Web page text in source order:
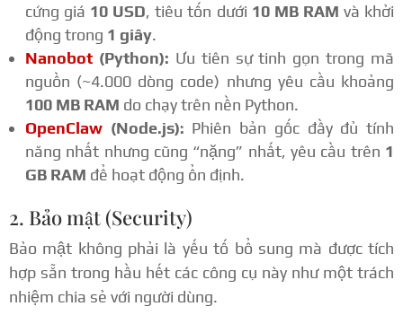
cứng giá 10 USD, tiêu tốn dưới 10 MB RAM và khởi
động trong 1 giây.
Nanobot (Python): Ưu tiên sự tinh gọn trong mã
nguồn (~4.000 dòng code) nhưng yêu cầu khoảng
100 MB RAM do chạy trên nền Python.
OpenClaw (Node.js): Phiên bản gốc đầy đủ tính
năng nhất nhưng cũng “nặng” nhất, yêu cầu trên 1
GB RAM để hoạt động ổn định.
2. Bảo mật (Security)
Bảo mật không phải là yếu tố bổ sung mà được tích
hợp sẵn trong hầu hết các công cụ này như một trách
nhiệm chia sẻ với người dùng.